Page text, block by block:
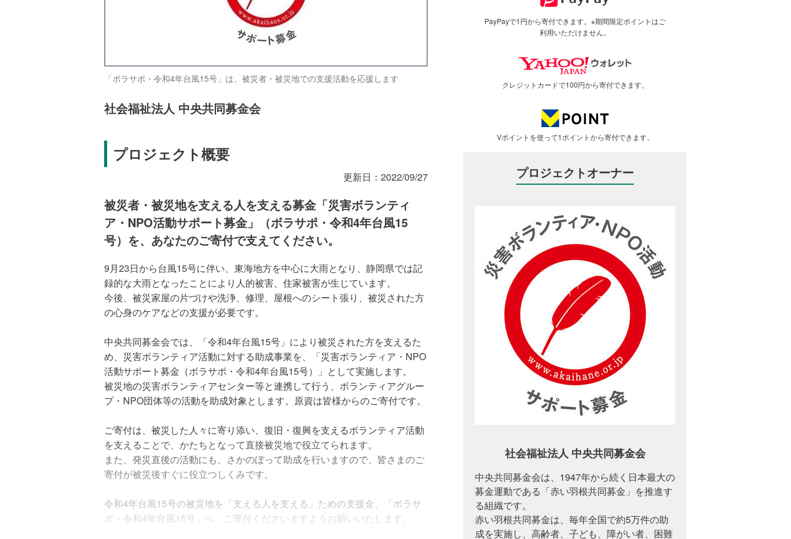
「ボラサポ・令和4年台風15号」は、被災者・被災地での支援活動を応援します
社会福祉法人 中央共同募金会
プロジェクト概要
更新日： 2022/09/27
被災者・被災地を支える人を支える募金「災害ボランティ
ア・NPO活動サポート募金」（ボラサポ・令和4年台風15
号）を、あなたのご寄付で支えてください。
9月23日から台風15号に伴い、東海地方を中心に大雨となり、静岡県では記
録的な大雨となったことにより人的被害、住家被害が生じています。
今後、被災家屋の片づけや洗浄、修理、屋根へのシート張り、被災された方
の心身のケアなどの支援が必要です。
中央共同募金会では、「令和4年台風15号」により被災された方を支えるた
め、災害ボランティア活動に対する助成事業を、「災害ボランティア・NPO
活動サポート募金（ボラサポ・令和4年台風15号）」として実施します。
被災地の災害ボランティアセンター等と連携して行う、ボランティアグルー
プ・NPO団体等の活動を助成対象とします。原資は皆様からのご寄付です。
ご寄付は、被災した人々に寄り添い、復旧・復興を支えるボランティア活動
を支えることで、かたちとなって直接被災地で役立てられます。
また、発災直後の活動にも、さかのぼって助成を行いますので、皆さまのご
寄付が被災後すぐに役立つしくみです。
令和4年台風15号の被災地を「支える人を支える」ための支援金、「ボラサ
ポ・令和4年台風15号」へ、ご寄付くださいますようお願いいたします。
PayPayで1円から寄付できます。※期間限定ポイントはご
利用いただけません。
クレジットカードで100円から寄付できます。
Vポイントを使って1ポイントから寄付できます。
プロジェクトオーナー
社会福祉法人 中央共同募金会
中央共同募金会は、1947年から続く日本最大の
募金運動である「赤い羽根共同募金」を推進す
る組織です。
赤い羽根共同募金は、毎年全国で約5万件の助
成を実施し、高齢者、子ども、障がい者、困難